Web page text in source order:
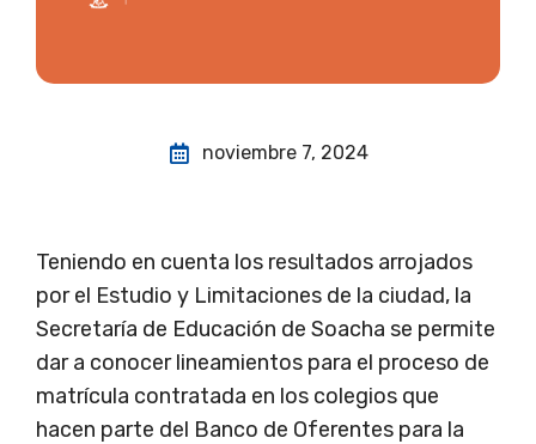
noviembre 7, 2024
Teniendo en cuenta los resultados arrojados
por el Estudio y Limitaciones de la ciudad, la
Secretaría de Educación de Soacha se permite
dar a conocer lineamientos para el proceso de
matrícula contratada en los colegios que
hacen parte del Banco de Oferentes para la